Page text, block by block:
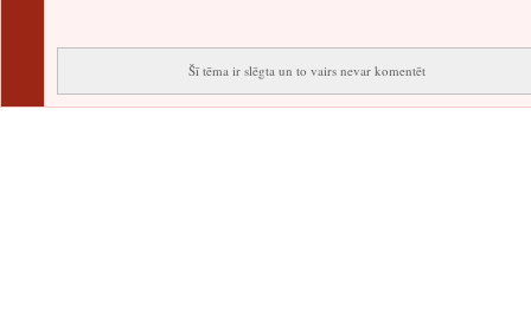
Šī tēma ir slēgta un to vairs nevar komentēt